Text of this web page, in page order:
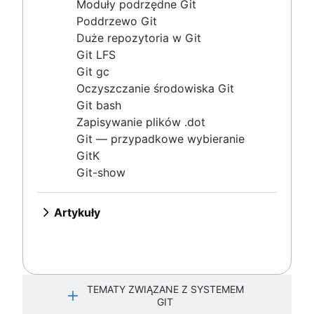
Git — przypadkowe wybieranie
Git-show
Postępowanie z zależnościami Maven podczas
przechodzenia na Git
Biegłość w zakresie pull requestów: odblokowanie
umiejętności pobierania
Git i zależności projektu
Git czy SVN? Jak firma Nuance Healthcare wybrała
model tworzenia gałęzi w Git?
Podziały i repozytoria nadrzędne Git: samouczek
Moduły podrzędne Git
Poddrzewo Git
Duże repozytoria w Git
Git LFS
Git gc
Oczyszczanie środowiska Git
Git bash
Zapisywanie plików .dot
Git — przypadkowe wybieranie
GitK
Git-show
Artykuły
odblokowanie umiejętności
TEMATY ZWIĄZANE Z SYSTEMEM
GIT